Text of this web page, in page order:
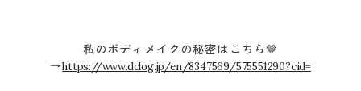
私のボディメイクの秘密はこちら🤎
→https://www.dclog.jp/en/8347569/575551290?cid=